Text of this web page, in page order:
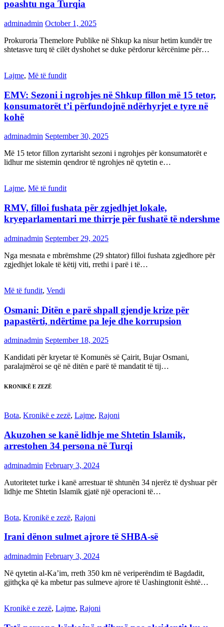
poashtu nga Turqia
adminadmin October 1, 2025
Prokuroria Themelore Publike në Shkup ka nisur hetim kundër tre
shtetasve turq të cilët dyshohet se duke përdorur kërcënime për…
Lajme, Më të fundit
EMV: Sezoni i ngrohjes në Shkup fillon më 15 tetor,
konsumatorët t’i përfundojnë ndërhyrjet e tyre në
kohë
adminadmin September 30, 2025
Më 15 tetor fillon zyrtarisht sezoni i ngrohjes për konsumatorët e
lidhur me sistemin qendror të ngrohjes në qytetin e…
Lajme, Më të fundit
RMV, filloi fushata për zgjedhjet lokale,
kryeparlamentari me thirrje për fushatë të ndershme
adminadmin September 29, 2025
Nga mesnata e mbrëmshme (29 shtator) filloi fushata zgjedhore për
zgjedhjet lokale të këtij viti, rrethi i parë i të…
Më të fundit, Vendi
Osmani: Ditën e parë shpall gjendje krize për
papastërti, ndërtime pa leje dhe korrupsion
adminadmin September 18, 2025
Kandidati për kryetar të Komunës së Çairit, Bujar Osmani,
paralajmëroi se që në ditën e parë të mandatit të tij…
KRONIKË E ZEZË
Bota, Kronikë e zezë, Lajme, Rajoni
Akuzohen se kanë lidhje me Shtetin Islamik,
arrestohen 34 persona në Turqi
adminadmin February 3, 2024
Autoritetet turke i kanë arrestuar të shtunën 34 njerëz të dyshuar për
lidhje me Shtetin Islamik gjatë një operacioni të…
Bota, Kronikë e zezë, Rajoni
Irani dënon sulmet ajrore të SHBA-së
adminadmin February 3, 2024
Në qytetin al-Ka’im, rreth 350 km në veriperëndim të Bagdadit,
gjithçka që ka mbetur pas sulmeve ajrore të Uashingtonit është…
Kronikë e zezë, Lajme, Rajoni